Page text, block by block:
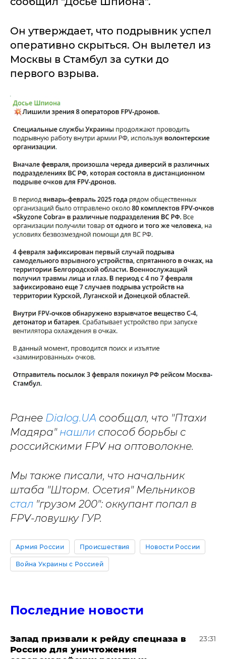
Он утверждает, что подрывник успел
оперативно скрыться. Он вылетел из
Москвы в Стамбул за сутки до
первого взрыва.
Ранее Dialog.UA сообщал, что "Птахи
Мадяра" нашли способ борьбы с
российскими FPV на оптоволокне.
Мы также писали, что начальник
штаба "Шторм. Осетия" Мельников
стал "грузом 200": оккупант попал в
FPV-ловушку ГУР.
Армия России Происшествия Новости России
Война Украины с Россией
Последние новости
Запад призвали к рейду спецназа в
Россию для уничтожения
23:31